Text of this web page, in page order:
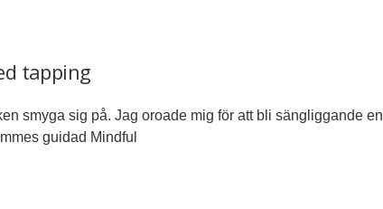
tapping
smyga sig på. Jag oroade mig för att bli sängliggande en
guidad Mindful